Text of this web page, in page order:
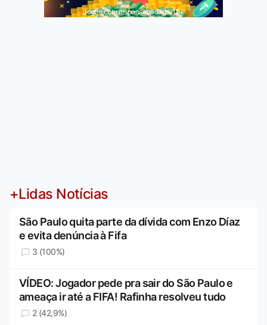
Jogue com responsabilidade. 18+
+Lidas Notícias
São Paulo quita parte da dívida com Enzo Díaz
e evita denúncia à Fifa
3 (100%)
VÍDEO: Jogador pede pra sair do São Paulo e
ameaça ir até a FIFA! Rafinha resolveu tudo
2 (42,9%)